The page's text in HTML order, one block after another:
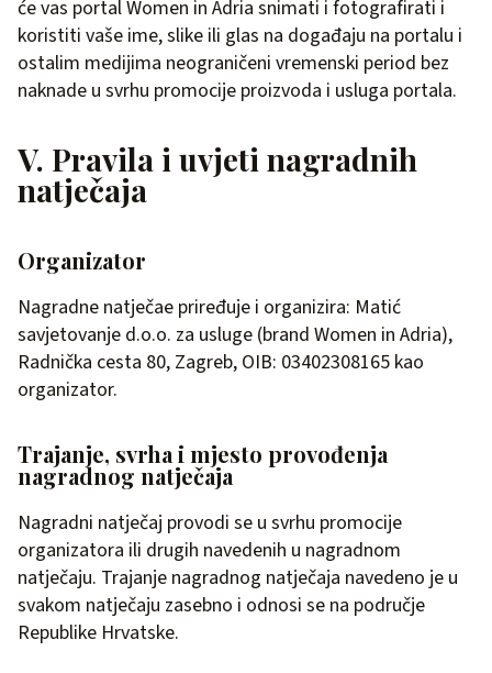
će vas portal Women in Adria snimati i fotografirati i
koristiti vaše ime, slike ili glas na događaju na portalu i
ostalim medijima neograničeni vremenski period bez
naknade u svrhu promocije proizvoda i usluga portala.
V. Pravila i uvjeti nagradnih
natječaja
Organizator
Nagradne natječae priređuje i organizira: Matić
savjetovanje d.o.o. za usluge (brand Women in Adria),
Radnička cesta 80, Zagreb, OIB: 03402308165 kao
organizator.
Trajanje, svrha i mjesto provođenja
nagradnog natječaja
Nagradni natječaj provodi se u svrhu promocije
organizatora ili drugih navedenih u nagradnom
natječaju. Trajanje nagradnog natječaja navedeno je u
svakom natječaju zasebno i odnosi se na područje
Republike Hrvatske.